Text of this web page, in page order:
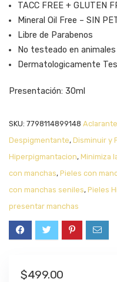
TACC FREE + GLUTEN
Mineral Oil Free – SIN
Libre de Parabenos
No testeado en animales
Dermatologicamente
Presentación: 30ml
SKU: 7798114899148
Despigmentante, Disminuir y
Hiperpigmantacion, Minimiza
con manchas, Pieles con
con manchas seniles, Pieles
presentar manchas
$499.00